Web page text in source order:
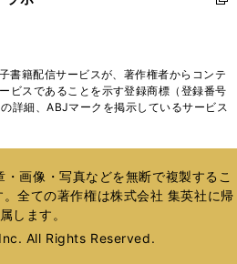
く
ド
ウ
で
ィ
ン
ド
開
く
書籍配信サービスが、著作権者からコンテ
ビスであることを示す登録商標（登録番号
詳細、ABJマークを掲示しているサービス
画像・写真などを無断で複製するこ
全ての著作権は株式会社 集英社に帰
属します。
All Rights Reserved.